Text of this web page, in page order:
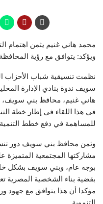
محمد هاني غنيم يثمن اهتمام
ويؤكد: يتوافق مع رؤية المحافظة
نظمت تنسيقية شباب الأحزاب
سويف ندوة بنادي الإدارة
هاني غنيم، محافظ بني
في هذا اللقاء في إطار خطة
للمساهمة في دفع خطط
وثمن محافظ بني سويف دور
مشاركتها المجتمعية
بوجه عام، وبني سويف بشكل
بقضية بناء الشخصية المصرية
مؤكدا أن هذا يتوافق مع جهود